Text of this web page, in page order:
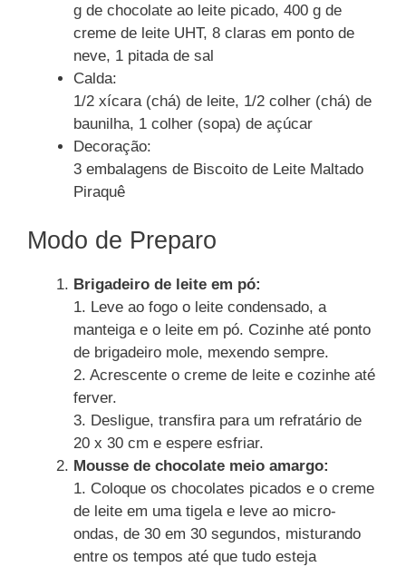
g de chocolate ao leite picado, 400 g de
creme de leite UHT, 8 claras em ponto de
neve, 1 pitada de sal
Calda:
1/2 xícara (chá) de leite, 1/2 colher (chá) de
baunilha, 1 colher (sopa) de açúcar
Decoração:
3 embalagens de Biscoito de Leite Maltado
Piraquê
Modo de Preparo
Brigadeiro de leite em pó:
1. Leve ao fogo o leite condensado, a
manteiga e o leite em pó. Cozinhe até ponto
de brigadeiro mole, mexendo sempre.
2. Acrescente o creme de leite e cozinhe até
ferver.
3. Desligue, transfira para um refratário de
20 x 30 cm e espere esfriar.
Mousse de chocolate meio amargo:
1. Coloque os chocolates picados e o creme
de leite em uma tigela e leve ao micro-
ondas, de 30 em 30 segundos, misturando
entre os tempos até que tudo esteja